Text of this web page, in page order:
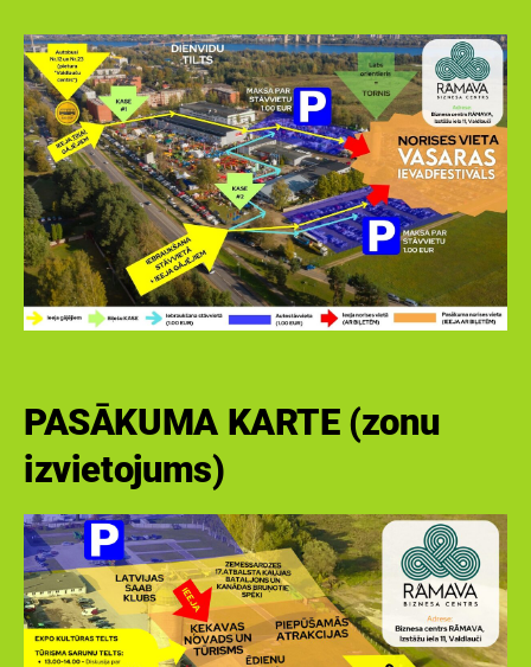
PASĀKUMA KARTE (zonu
izvietojums)